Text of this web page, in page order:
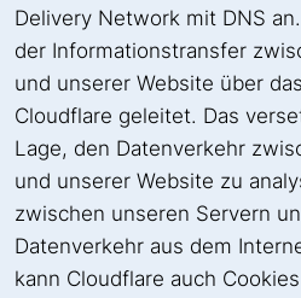
Delivery Network mit DNS
der Informationstransfer
und unserer Website über
Cloudflare geleitet. Das
Lage, den Datenverkehr
und unserer Website zu
zwischen unseren Servern
Datenverkehr aus dem
kann Cloudflare auch